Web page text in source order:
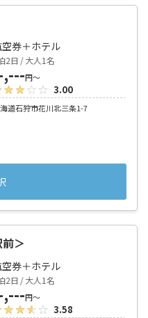
券＋ホテル
2日 / 大人1名
円～
3.00
道石狩市花川北三条1-7
＞
券＋ホテル
2日 / 大人1名
円～
3.58